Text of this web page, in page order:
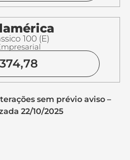
100 (E)
374,78
sem prévio aviso –
22/10/2025